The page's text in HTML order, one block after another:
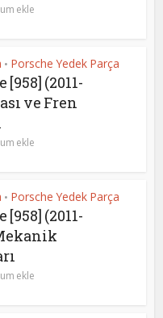
ekle
• Porsche Yedek Parça
(2011-
ve Fren
ekle
• Porsche Yedek Parça
(2011-
ekle